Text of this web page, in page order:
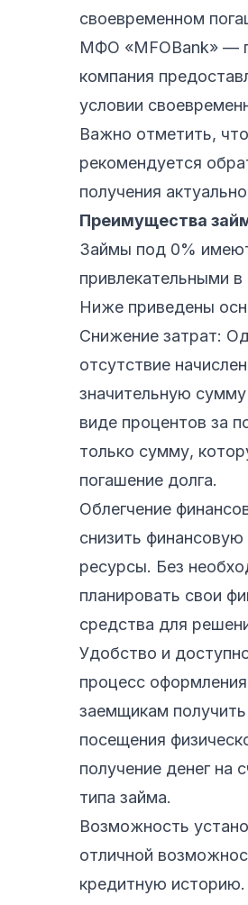
своевременном
МФО «MFOBank» —
компания
условии
Важно отметить,
рекомендуется
получения
Преимущества
Займы под 0%
привлекательными
Ниже приведены
Снижение затрат:
отсутствие
значительную
виде процентов за
только сумму,
погашение долга.
Облегчение
снизить
ресурсы. Без
планировать свои
средства для
Удобство и
процесс
заемщикам
посещения
получение денег на
типа займа.
Возможность
отличной
кредитную историю.